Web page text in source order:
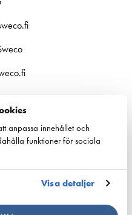
anpassa innehållet och
funktioner för sociala
Visa detaljer